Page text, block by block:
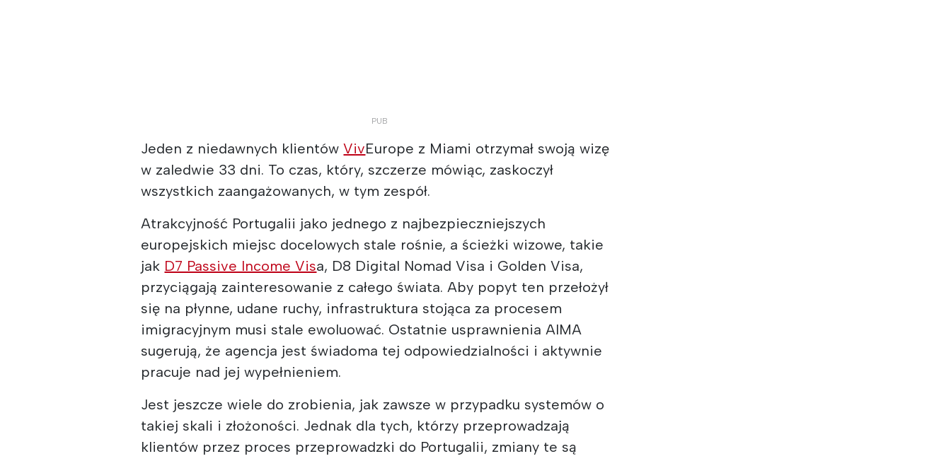
Jeden z niedawnych klientówVivEurope z Miami otrzymał swoją wizę
w zaledwie 33 dni. To czas, który, szczerze mówiąc, zaskoczył
wszystkich zaangażowanych, w tym zespół.
Atrakcyjność Portugalii jako jednego z najbezpieczniejszych
europejskich miejsc docelowych stale rośnie, a ścieżki wizowe, takie
jak D7 Passive Income Visa, D8 Digital Nomad Visa i Golden Visa,
przyciągają zainteresowanie z całego świata. Aby popyt ten przełożył
się na płynne, udane ruchy, infrastruktura stojąca za procesem
imigracyjnym musi stale ewoluować. Ostatnie usprawnienia AIMA
sugerują, że agencja jest świadoma tej odpowiedzialności i aktywnie
pracuje nad jej wypełnieniem.
Jest jeszcze wiele do zrobienia, jak zawsze w przypadku systemów o
takiej skali i złożoności. Jednak dla tych, którzy przeprowadzają
klientów przez proces przeprowadzki do Portugalii, zmiany te są